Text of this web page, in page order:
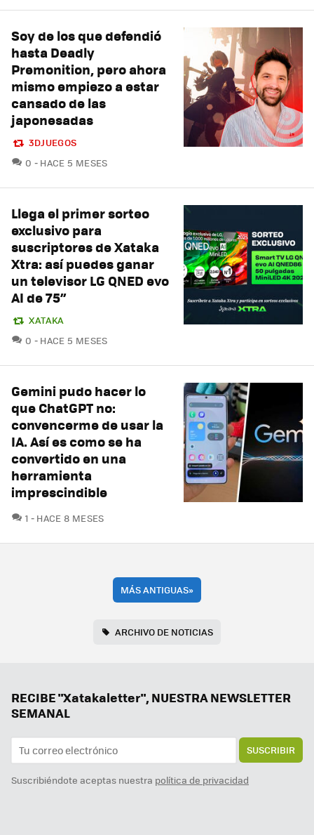
Soy de los que defendió
hasta Deadly
Premonition, pero ahora
mismo empiezo a estar
cansado de las
japonesadas
3DJUEGOS
0 COMENTARIOS
HACE 5 MESES
Llega el primer sorteo
exclusivo para
suscriptores de Xataka
Xtra: así puedes ganar
un televisor LG QNED evo
AI de 75”
XATAKA
0 COMENTARIOS
HACE 5 MESES
Gemini pudo hacer lo
que ChatGPT no:
convencerme de usar la
IA. Así es como se ha
convertido en una
herramienta
imprescindible
1 COMENTARIOS
HACE 8 MESES
MÁS ANTIGUAS»
ARCHIVO DE NOTICIAS
RECIBE "Xatakaletter", NUESTRA NEWSLETTER
SEMANAL
SUSCRIBIR
Suscribiéndote aceptas nuestra política de privacidad